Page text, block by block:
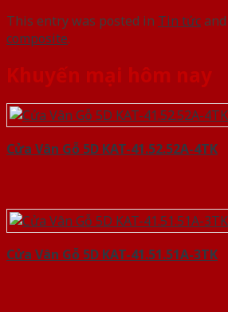
This entry was posted in Tin tức
composite.
Khuyến mại hôm nay
Cửa Vân Gỗ 5D KAT-41.52.52A-4TK
Cửa Vân Gỗ 5D KAT-41.51.51A-3TK